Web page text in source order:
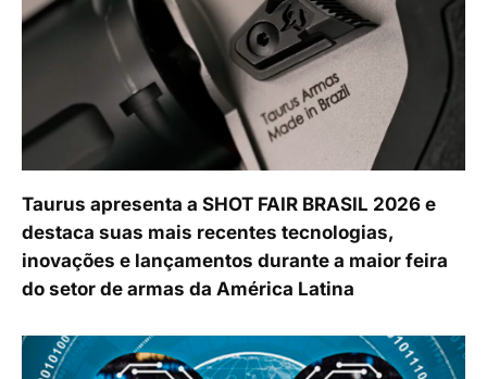
Taurus apresenta a SHOT FAIR BRASIL 2026 e
destaca suas mais recentes tecnologias,
inovações e lançamentos durante a maior feira
do setor de armas da América Latina